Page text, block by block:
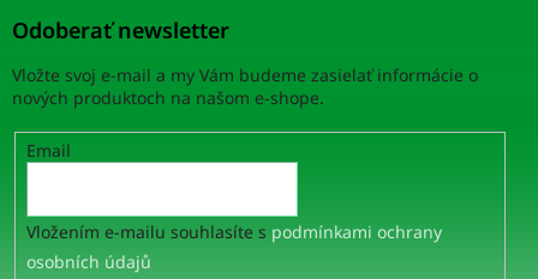
Odoberať newsletter
Vložte svoj e-mail a my Vám budeme zasielať informácie o
nových produktoch na našom e-shope.
Email
Vložením e-mailu souhlasíte s podmínkami ochrany
osobních údajů